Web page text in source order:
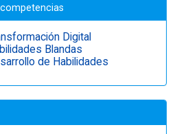
Digital
Blandas
de Habilidades